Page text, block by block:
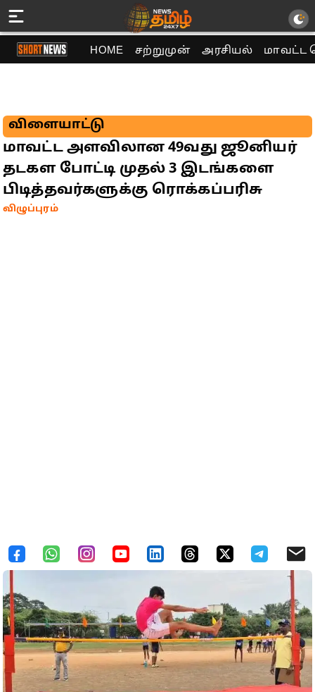
HOME சற்றுமுன் அரசியல் மாவட்ட
விளையாட்டு
மாவட்ட அளவிலான 49வது ஜூனியர்
தடகள போட்டி முதல் 3 இடங்களை
பிடித்தவர்களுக்கு ரொக்கப்பரிசு
விழுப்புரம்